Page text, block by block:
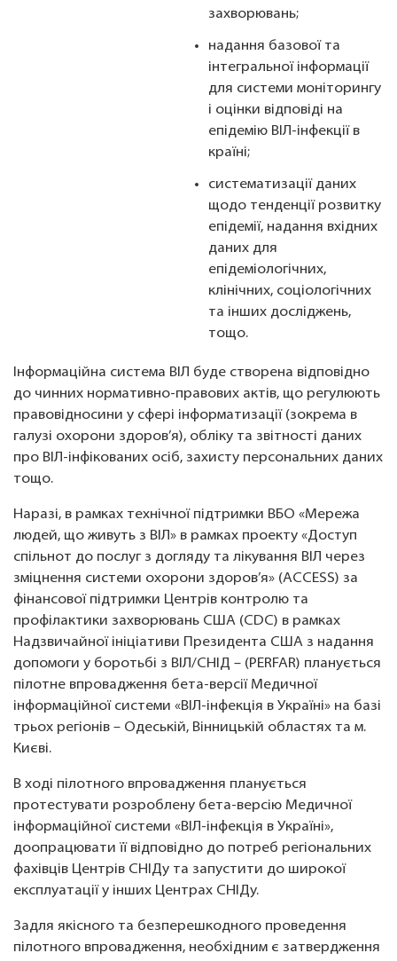
захворювань;
надання базової та
інтегральної інформації
для системи моніторингу
і оцінки відповіді на
епідемію ВІЛ-інфекції в
країні;
систематизації даних
щодо тенденції розвитку
епідемії, надання вхідних
даних для
епідеміологічних,
клінічних, соціологічних
та інших досліджень,
тощо.
Інформаційна система ВІЛ буде створена відповідно
до чинних нормативно-правових актів, що регулюють
правовідносини у сфері інформатизації (зокрема в
галузі охорони здоров’я), обліку та звітності даних
про ВІЛ-інфікованих осіб, захисту персональних даних
тощо.
Наразі, в рамках технічної підтримки ВБО «Мережа
людей, що живуть з ВІЛ» в рамках проекту «Доступ
спільнот до послуг з догляду та лікування ВІЛ через
зміцнення системи охорони здоров’я» (ACCESS) за
фінансової підтримки Центрів контролю та
профілактики захворювань США (CDC) в рамках
Надзвичайної ініціативи Президента США з надання
допомоги у боротьбі з ВІЛ/СНІД – (PERFAR) планується
пілотне впровадження бета-версії Медичної
інформаційної системи «ВІЛ-інфекція в Україні» на базі
трьох регіонів – Одеській, Вінницькій областях та м.
Києві.
В ході пілотного впровадження планується
протестувати розроблену бета-версію Медичної
інформаційної системи «ВІЛ-інфекція в Україні»,
доопрацювати її відповідно до потреб регіональних
фахівців Центрів СНІДу та запустити до широкої
експлуатації у інших Центрах СНІДу.
Задля якісного та безперешкодного проведення
пілотного впровадження, необхідним є затвердження